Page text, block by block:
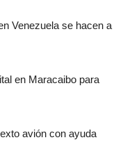
Venezuela se hacen a
en Maracaibo para
avión con ayuda